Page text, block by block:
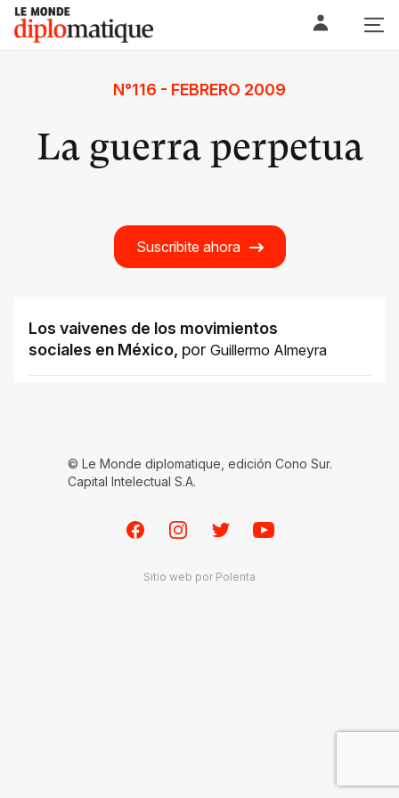
Skip
content
Le monde diplomatique
N°116 - FEBRERO 2009
La guerra perpetua
Suscribite ahora
Los vaivenes de los movimientos
sociales en México, por Guillermo Almeyra
© Le Monde diplomatique, edición Cono Sur.
Capital Intelectual S.A.
FacebookInstagramTwitterYoutube
Sitio web por Polenta